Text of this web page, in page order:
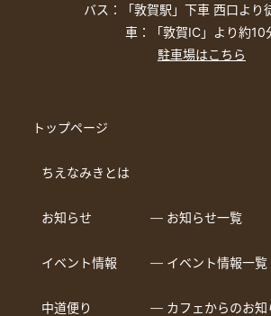
バス：「敦賀駅」下車 西口より
車：「敦賀IC」より約10
駐車場はこちら
トップページ
ちえなみきとは
お知らせ ― お知らせ一覧
イベント情報 ― イベント情報一覧
中道便り ― カフェからのお知